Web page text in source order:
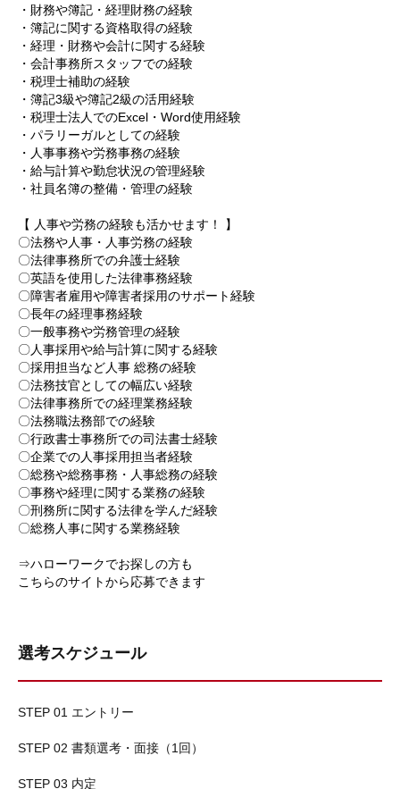
・財務や簿記・経理財務の経験
・簿記に関する資格取得の経験
・経理・財務や会計に関する経験
・会計事務所スタッフでの経験
・税理士補助の経験
・簿記3級や簿記2級の活用経験
・税理士法人でのExcel・Word使用経験
・パラリーガルとしての経験
・人事事務や労務事務の経験
・給与計算や勤怠状況の管理経験
・社員名簿の整備・管理の経験
【 人事や労務の経験も活かせます！ 】
〇法務や人事・人事労務の経験
〇法律事務所での弁護士経験
〇英語を使用した法律事務経験
〇障害者雇用や障害者採用のサポート経験
〇長年の経理事務経験
〇一般事務や労務管理の経験
〇人事採用や給与計算に関する経験
〇採用担当など人事 総務の経験
〇法務技官としての幅広い経験
〇法律事務所での経理業務経験
〇法務職法務部での経験
〇行政書士事務所での司法書士経験
〇企業での人事採用担当者経験
〇総務や総務事務・人事総務の経験
〇事務や経理に関する業務の経験
〇刑務所に関する法律を学んだ経験
〇総務人事に関する業務経験
⇒ハローワークでお探しの方も
こちらのサイトから応募できます
選考スケジュール
STEP 01 エントリー
STEP 02 書類選考・面接（1回）
STEP 03 内定